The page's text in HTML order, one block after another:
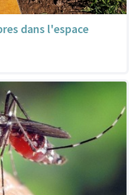
dans l'espace